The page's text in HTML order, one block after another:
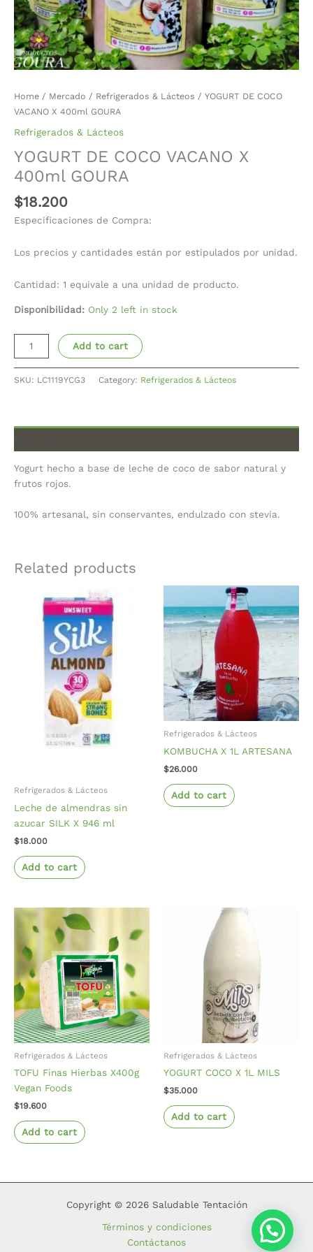
Home / Mercado / Refrigerados & Lácteos / YOGURT DE COCO
VACANO X 400ml GOURA
Refrigerados & Lácteos
YOGURT DE COCO VACANO X
400ml GOURA
$18.200
Especificaciones de Compra:
Los precios y cantidades están por estipulados por unidad.
Cantidad: 1 equivale a una unidad de producto.
Disponibilidad: Only 2 left in stock
Add to cart
SKU: LC1119YCG3 Category: Refrigerados & Lácteos
Yogurt hecho a base de leche de coco de sabor natural y
frutos rojos.
100% artesanal, sin conservantes, endulzado con stevia.
Related products
Refrigerados & Lácteos
Leche de almendras sin
azucar SILK X 946 ml
$18.000
Add to cart
Refrigerados & Lácteos
KOMBUCHA X 1L ARTESANA
$26.000
Add to cart
Refrigerados & Lácteos
TOFU Finas Hierbas X400g
Vegan Foods
$19.600
Add to cart
Refrigerados & Lácteos
YOGURT COCO X 1L MILS
$35.000
Add to cart
Copyright © 2026 Saludable Tentación
Términos y condiciones
Contáctanos